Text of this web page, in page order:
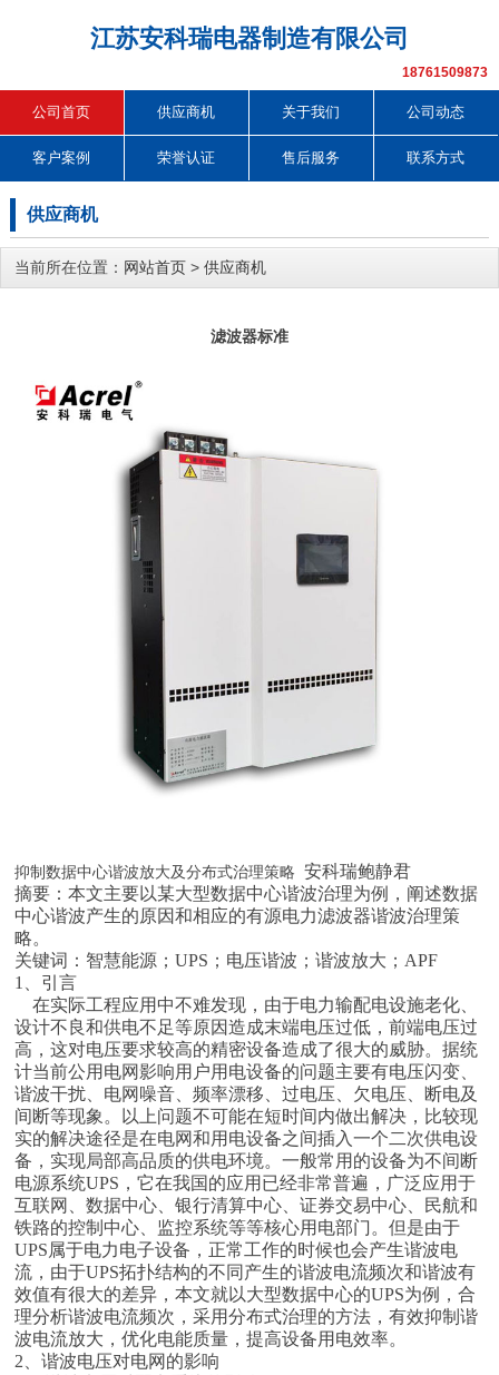
江苏安科瑞电器制造有限公司
18761509873
公司首页 供应商机 关于我们 公司动态
客户案例 荣誉认证 售后服务 联系方式
供应商机
当前所在位置： 网站首页 > 供应商机
滤波器标准
抑制数据中心谐波放大及分布式治理策略 安科瑞鲍静君
摘要：本文主要以某大型数据中心谐波治理为例，阐述数据
中心谐波产生的原因和相应的有源电力滤波器谐波治理策
略。
关键词：智慧能源；UPS；电压谐波；谐波放大；APF
1、引言
在实际工程应用中不难发现，由于电力输配电设施老化、
设计不良和供电不足等原因造成末端电压过低，前端电压过
高，这对电压要求较高的精密设备造成了很大的威胁。据统
计当前公用电网影响用户用电设备的问题主要有电压闪变、
谐波干扰、电网噪音、频率漂移、过电压、欠电压、断电及
间断等现象。以上问题不可能在短时间内做出解决，比较现
实的解决途径是在电网和用电设备之间插入一个二次供电设
备，实现局部高品质的供电环境。一般常用的设备为不间断
电源系统UPS，它在我国的应用已经非常普遍，广泛应用于
互联网、数据中心、银行清算中心、证券交易中心、民航和
铁路的控制中心、监控系统等等核心用电部门。但是由于
UPS属于电力电子设备，正常工作的时候也会产生谐波电
流，由于UPS拓扑结构的不同产生的谐波电流频次和谐波有
效值有很大的差异，本文就以大型数据中心的UPS为例，合
理分析谐波电流频次，采用分布式治理的方法，有效抑制谐
波电流放大，优化电能质量，提高设备用电效率。
2、谐波电压对电网的影响